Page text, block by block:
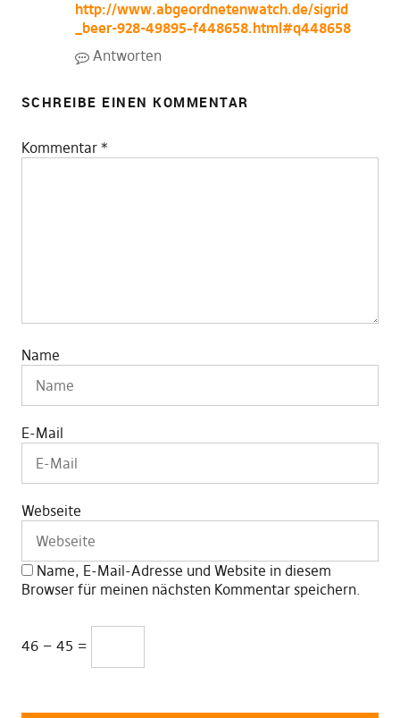
http://www.abgeordnetenwatch.de/sigrid
_beer-928-49895–f448658.html#q448658
Antworten
SCHREIBE EINEN KOMMENTAR
Kommentar *
Name
E-Mail
Webseite
Name, E-Mail-Adresse und Website in diesem
Browser für meinen nächsten Kommentar speichern.
46 − 45 =